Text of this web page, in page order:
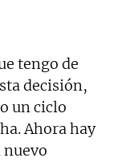
tengo de
decisión,
un ciclo
Ahora hay
nuevo